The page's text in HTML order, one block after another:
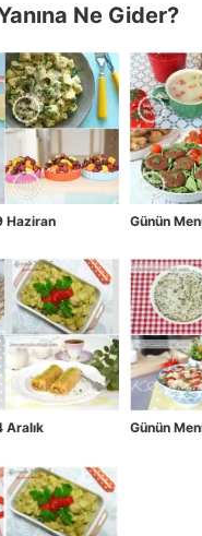
Ne Gider?
Haziran Günün
Aralık Günün